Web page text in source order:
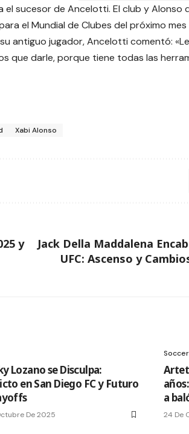
sucesor de Ancelotti. El club y Alonso
el Mundial de Clubes del próximo mes
antiguo jugador, Ancelotti comentó:
que darle, porque tiene todas las
Xabi Alonso
y
Jack Della Maddalena
UFC: Ascenso y
Lozano se Disculpa:
en San Diego FC y Futuro
De 2025
Soccer
a
24 De